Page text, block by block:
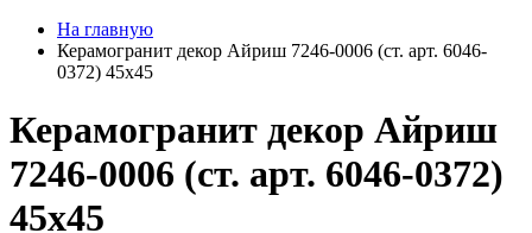
На главную
Керамогранит декор Айриш 7246-0006 (ст. арт. 6046-
0372) 45x45
Керамогранит декор Айриш
7246-0006 (ст. арт. 6046-0372)
45x45